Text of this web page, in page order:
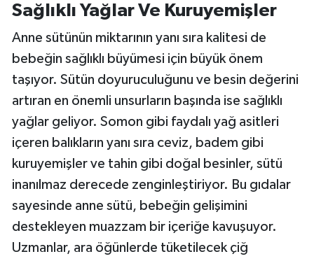
Sağlıklı Yağlar Ve Kuruyemişler
Anne sütünün miktarının yanı sıra kalitesi de
bebeğin sağlıklı büyümesi için büyük önem
taşıyor. Sütün doyuruculuğunu ve besin değerini
artıran en önemli unsurların başında ise sağlıklı
yağlar geliyor. Somon gibi faydalı yağ asitleri
içeren balıkların yanı sıra ceviz, badem gibi
kuruyemişler ve tahin gibi doğal besinler, sütü
inanılmaz derecede zenginleştiriyor. Bu gıdalar
sayesinde anne sütü, bebeğin gelişimini
destekleyen muazzam bir içeriğe kavuşuyor.
Uzmanlar, ara öğünlerde tüketilecek çiğ